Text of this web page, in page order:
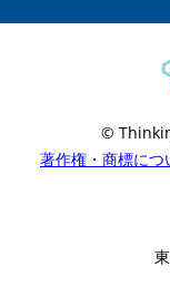
©
著作権・商標につ